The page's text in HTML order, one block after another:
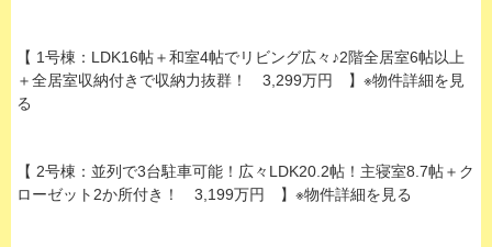
【 1号棟：LDK16帖＋和室4帖でリビング広々♪2階全居室6帖以上
＋全居室収納付きで収納力抜群！ 3,299万円 】※物件詳細を見
る
【 2号棟：並列で3台駐車可能！広々LDK20.2帖！主寝室8.7帖＋ク
ローゼット2か所付き！ 3,199万円 】※物件詳細を見る